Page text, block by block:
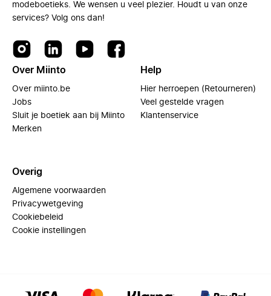
modeboetieks. We wensen u veel plezier. Houdt u van onze
services? Volg ons dan!
Over Miinto
Over miinto.be
Jobs
Sluit je boetiek aan bij Miinto
Merken
Help
Hier herroepen (Retourneren)
Veel gestelde vragen
Klantenservice
Overig
Algemene voorwaarden
Privacywetgeving
Cookiebeleid
Cookie instellingen